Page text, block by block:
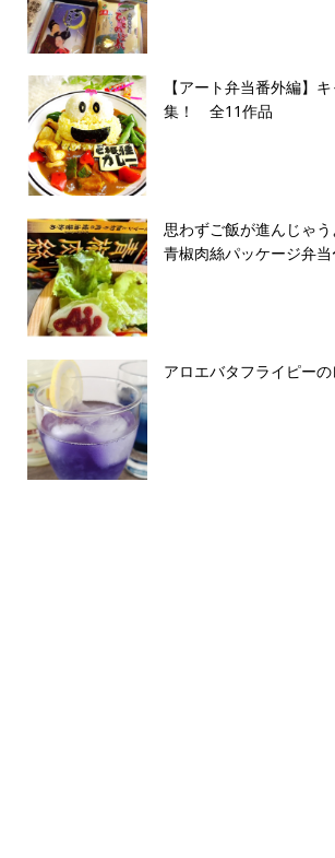
【アート弁当番外編】
集！ 全11作品
思わずご飯が進んじゃ
青椒肉絲パッケージ弁当
アロエバタフライピー